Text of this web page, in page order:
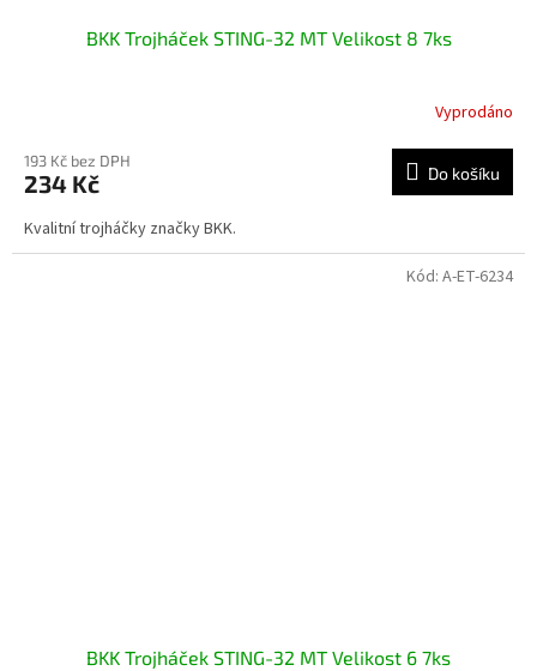
BKK Trojháček STING-32 MT Velikost 8 7ks
Vyprodáno
193 Kč bez DPH
234 Kč Do košíku
Kvalitní trojháčky značky BKK.
BKK Trojháček STING-32 MT Velikost 6 7ks
Kód: A-ET-6234